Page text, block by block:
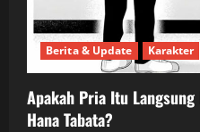
Berita & Update Karakter
Apakah Pria Itu
Hana Tabata?